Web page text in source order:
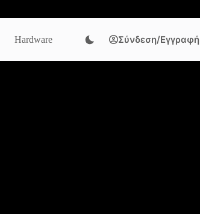
Hardware Σύνδεση/Εγγραφή